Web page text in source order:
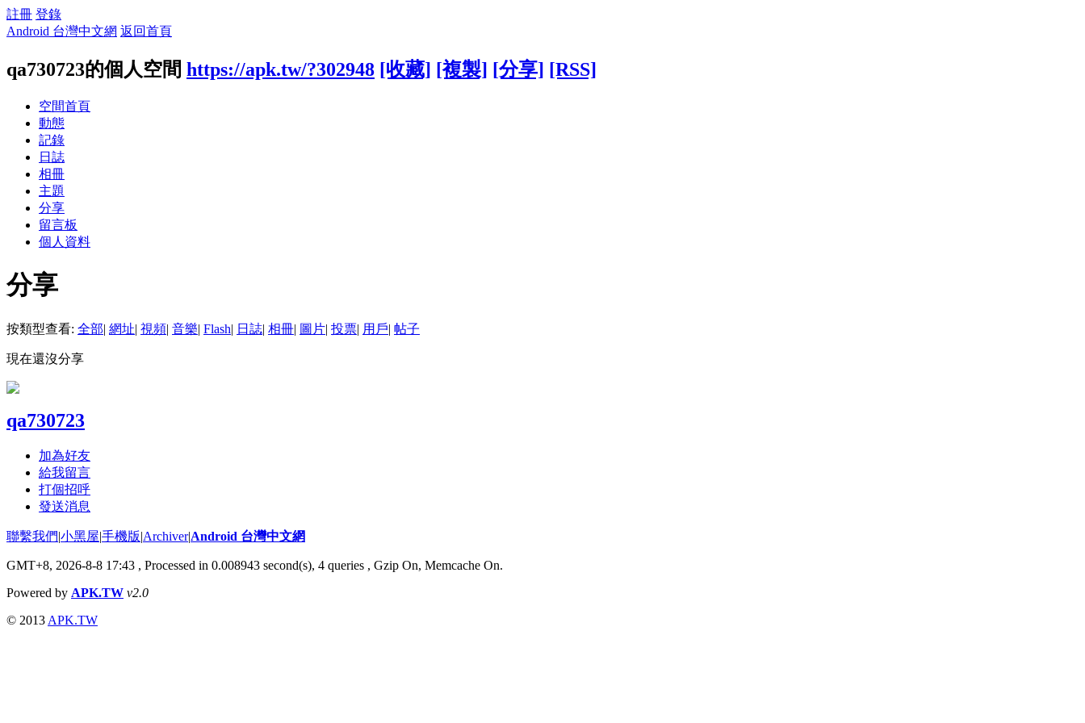
註冊 登錄
Android 台灣中文網 返回首頁
qa730723的個人空間 https://apk.tw/?302948 [收藏] [複製] [分享] [RSS]
空間首頁
動態
記錄
日誌
相冊
主題
分享
留言板
個人資料
分享
按類型查看: 全部| 網址| 視頻| 音樂| Flash| 日誌| 相冊| 圖片| 投票| 用戶| 帖子
現在還沒分享
qa730723
加為好友
給我留言
打個招呼
發送消息
聯繫我們|小黑屋|手機版|Archiver|Android 台灣中文網
GMT+8, 2026-8-8 17:43 , Processed in 0.008943 second(s), 4 queries , Gzip On, Memcache On.
Powered by APK.TW v2.0
© 2013 APK.TW